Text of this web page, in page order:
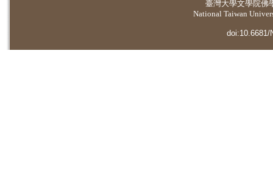
臺灣大學文學院佛
National Taiwan
doi:10.6681/